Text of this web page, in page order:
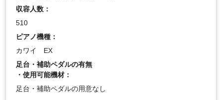
収容人数：
510
ピアノ機種：
カワイ EX
足台・補助ペダルの有無
・使用可能機材：
足台・補助ペダルの用意なし